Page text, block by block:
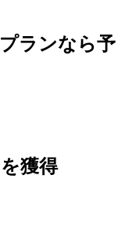
ランなら予
獲得